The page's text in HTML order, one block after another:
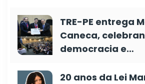
TRE-PE entrega
Caneca,
democracia e…
20 anos da Lei